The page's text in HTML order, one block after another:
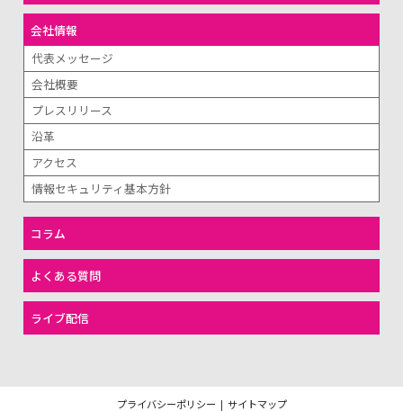
会社情報
代表メッセージ
会社概要
プレスリリース
沿革
アクセス
情報セキュリティ基本方針
コラム
よくある質問
ライブ配信
プライバシーポリシー | サイトマップ